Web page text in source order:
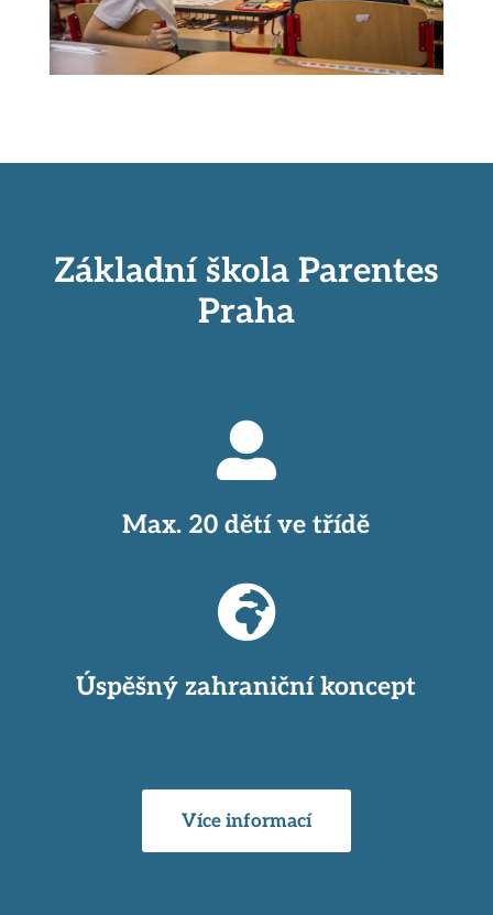
Základní škola Parentes
Praha

Max. 20 dětí ve třídě

Úspěšný zahraniční koncept
Více informací